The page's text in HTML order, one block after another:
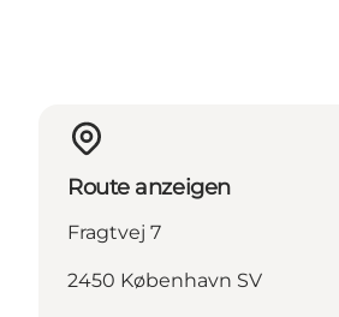
Route anzeigen
Fragtvej 7
2450 København SV